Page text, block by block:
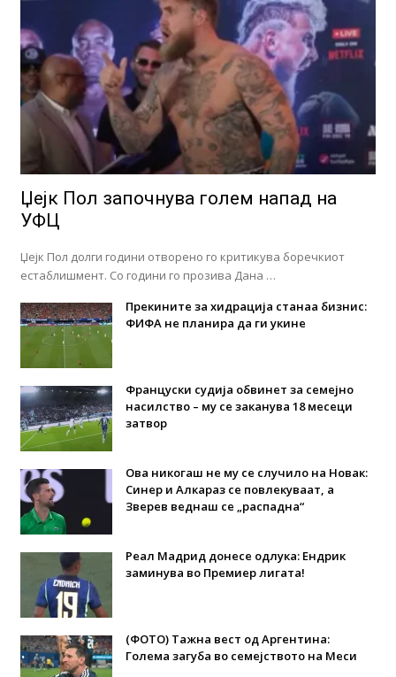
Џејк Пол започнува голем напад на
УФЦ
Џејк Пол долги години отворено го критикува боречкиот
естаблишмент. Со години го прозива Дана …
Прекините за хидрација станаа бизнис:
ФИФА не планира да ги укине
Француски судија обвинет за семејно
насилство – му се заканува 18 месеци
затвор
Ова никогаш не му се случило на Новак:
Синер и Алкараз се повлекуваат, а
Зверев веднаш се „распадна“
Реал Мадрид донесе одлука: Eндрик
заминува во Премиер лигата!
(ФОТО) Тажна вест од Аргентина:
Голема загуба во семејството на Меси